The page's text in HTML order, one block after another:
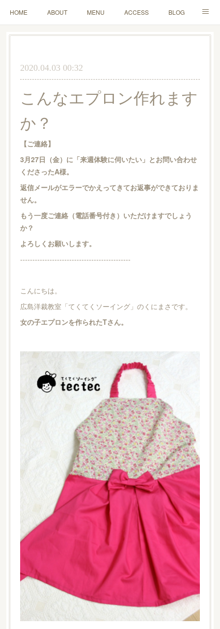
HOME ABOUT MENU ACCESS BLOG
MAIL
2020.04.03 00:32
こんなエプロン作れます
か？
【ご連絡】
3月27日（金）に「来週体験に伺いたい」とお問い合わせ
くださったA様。
返信メールがエラーでかえってきてお返事ができておりま
せん。
もう一度ご連絡（電話番号付き）いただけますでしょう
か？
よろしくお願いします。
---------------------------------------------
こんにちは。
広島洋裁教室「てくてくソーイング」のくにまさです。
女の子エプロンを作られたTさん。